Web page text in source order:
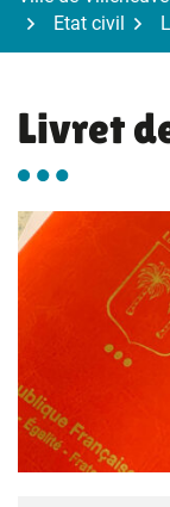
Etat civil
Livret